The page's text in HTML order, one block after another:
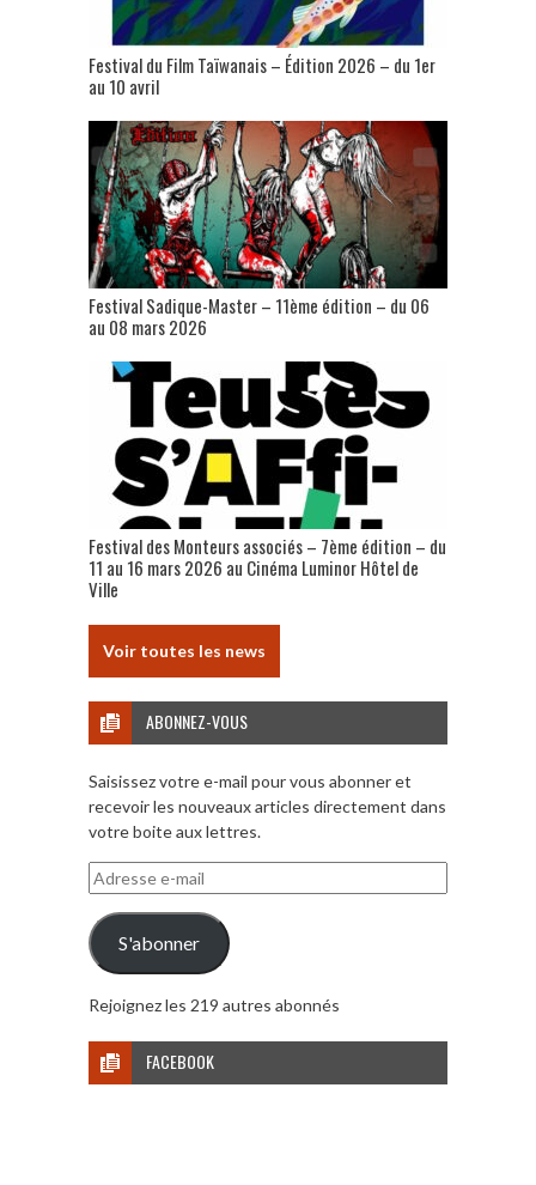
Festival du Film Taïwanais – Édition 2026 – du 1er
au 10 avril
Festival Sadique-Master – 11ème édition – du 06
au 08 mars 2026
Festival des Monteurs associés – 7ème édition – du
11 au 16 mars 2026 au Cinéma Luminor Hôtel de
Ville
Voir toutes les news
ABONNEZ-VOUS
Saisissez votre e-mail pour vous abonner et
recevoir les nouveaux articles directement dans
votre boite aux lettres.
Adresse
e-
mail
S'abonner
Rejoignez les 219 autres abonnés
FACEBOOK